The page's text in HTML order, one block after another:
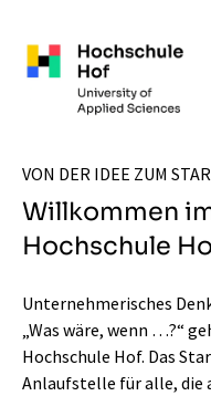
VON DER IDEE ZUM
Willkommen
Hochschule
Unternehmerisches
„Was wäre, wenn …?“
Hochschule Hof. Das
Anlaufstelle für alle, die